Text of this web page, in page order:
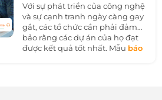
Với sự phát triển của công nghệ
và sự cạnh tranh ngày càng gay
gắt, các tổ chức cần phải đảm
bảo rằng các dự án của họ đạt
được kết quả tốt nhất. Mẫu báo